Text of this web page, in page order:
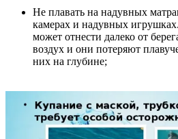
Не плавать на надувных
камерах и надувных
может отнести далеко от
воздух и они потеряют
них на глубине;